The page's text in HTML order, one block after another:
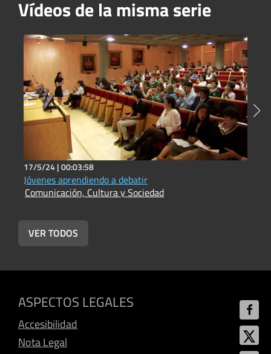
Vídeos de la misma serie
17/5/24 |00:03:58
Jóvenes aprendiendo a debatir
Comunicación, Cultura y Sociedad
VER TODOS
ASPECTOS LEGALES
Accesibilidad
Nota Legal